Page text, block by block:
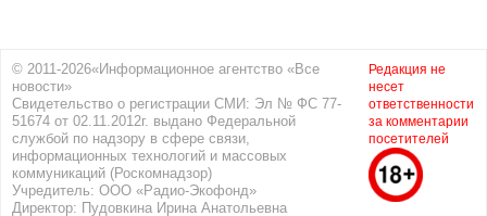
© 2011-2026«Информационное агентство «Все
новости»
Свидетельство о регистрации СМИ: Эл № ФС 77-
51674 от 02.11.2012г. выдано Федеральной
службой по надзору в сфере связи,
информационных технологий и массовых
коммуникаций (Роскомнадзор)
Учредитель: ООО «Радио-Экофонд»
Директор: Пудовкина Ирина Анатольевна
Редакция не
несет
ответственности
за комментарии
посетителей